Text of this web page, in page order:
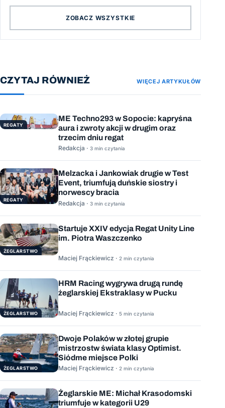
ZOBACZ WSZYSTKIE
CZYTAJ RÓWNIEŻ WIĘCEJ ARTYKUŁÓW
REGATY
ME Techno293 w Sopocie: kapryśna
aura i zwroty akcji w drugim oraz
trzecim dniu regat
Redakcja · 3 min czytania
REGATY
Melzacka i Jankowiak drugie w Test
Event, triumfują duńskie siostry i
norwescy bracia
Redakcja · 3 min czytania
ŻEGLARSTWO
Startuje XXIV edycja Regat Unity Line
im. Piotra Waszczenko
Maciej Frąckiewicz · 2 min czytania
ŻEGLARSTWO
HRM Racing wygrywa drugą rundę
żeglarskiej Ekstraklasy w Pucku
Maciej Frąckiewicz · 5 min czytania
ŻEGLARSTWO
Dwoje Polaków w złotej grupie
mistrzostw świata klasy Optimist.
Siódme miejsce Polki
Maciej Frąckiewicz · 2 min czytania
Żeglarskie ME: Michał Krasodomski
triumfuje w kategorii U29